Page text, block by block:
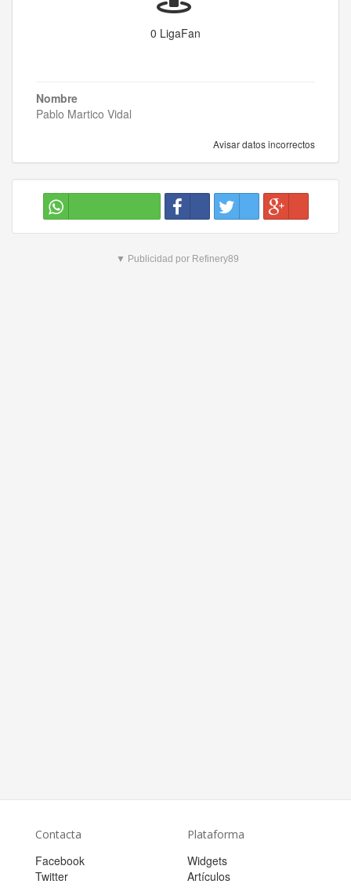
0 LigaFan
Nombre
Pablo Martico Vidal
Avisar datos incorrectos
▼ Publicidad por Refinery89
Contacta
Facebook
Twitter
Plataforma
Widgets
Artículos